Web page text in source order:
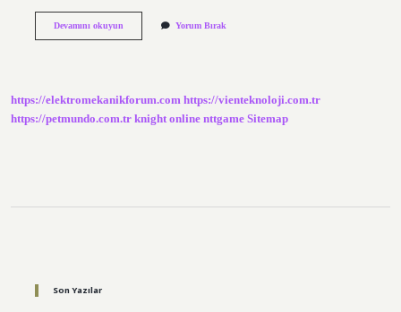
Devamını okuyun65
Ne
Olacak
Yorum Bırak
https://elektromekanikforum.com https://vienteknoloji.com.tr
https://petmundo.com.tr knight online nttgame Sitemap
Son Yazılar